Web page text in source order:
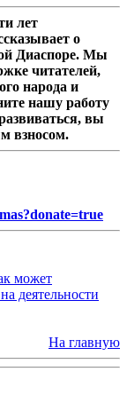
лет
о
Диаспоре. Мы
читателей,
народа и
нашу работу
вы
взносом.
может
деятельности
На главную